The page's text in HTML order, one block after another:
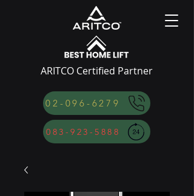
083-923-5888
ARITCO Certified Partner
02-096-6279